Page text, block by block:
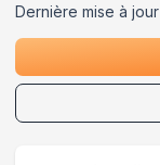
Dernière mise à jour